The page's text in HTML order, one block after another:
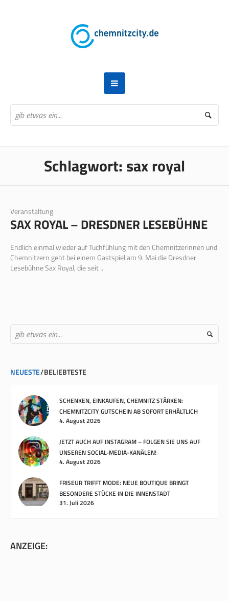
Schlagwort: sax royal
Veranstaltung
SAX ROYAL – DRESDNER LESEBÜHNE
Endlich einmal wieder auf Tuchfühlung mit den Chemnitzerinnen und
Chemnitzern geht bei einem Gastspiel am 9. Mai die Dresdner
Lesebühne Sax Royal, die seit ...
NEUESTE BELIEBTESTE
SCHENKEN, EINKAUFEN, CHEMNITZ STÄRKEN:
CHEMNITZCITY GUTSCHEIN AB SOFORT ERHÄLTLICH
4. August 2026
JETZT AUCH AUF INSTAGRAM – FOLGEN SIE UNS AUF
UNSEREN SOCIAL-MEDIA-KANÄLEN!
4. August 2026
FRISEUR TRIFFT MODE: NEUE BOUTIQUE BRINGT
BESONDERE STÜCKE IN DIE INNENSTADT
31. Juli 2026
ANZEIGE: